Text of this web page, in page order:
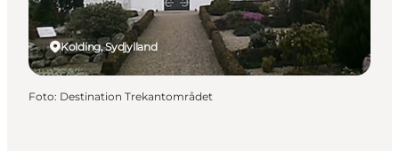
Kolding, Sydjylland
Foto: Destination Trekantområdet